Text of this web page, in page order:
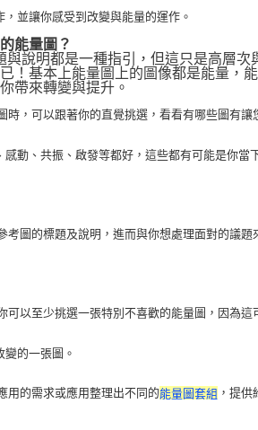
並讓你感受到改變與能量的運作。
能量圖？
說明都是一種指引，但這只是高層次
！基本上能量圖上的圖像都是能量，
帶來轉變與提升。
時，可以跟著你的直覺挑選，看看有哪些圖有讓
感動、共振、啟發等都好，這些都有可能是你當
考圖的標題及說明，進而與你想處理面對的議題
可以至少挑選一張特別不喜歡的能量圖，因為這
的一張圖。
用的需求或應用整理出不同的
能量圖套組 ，提供